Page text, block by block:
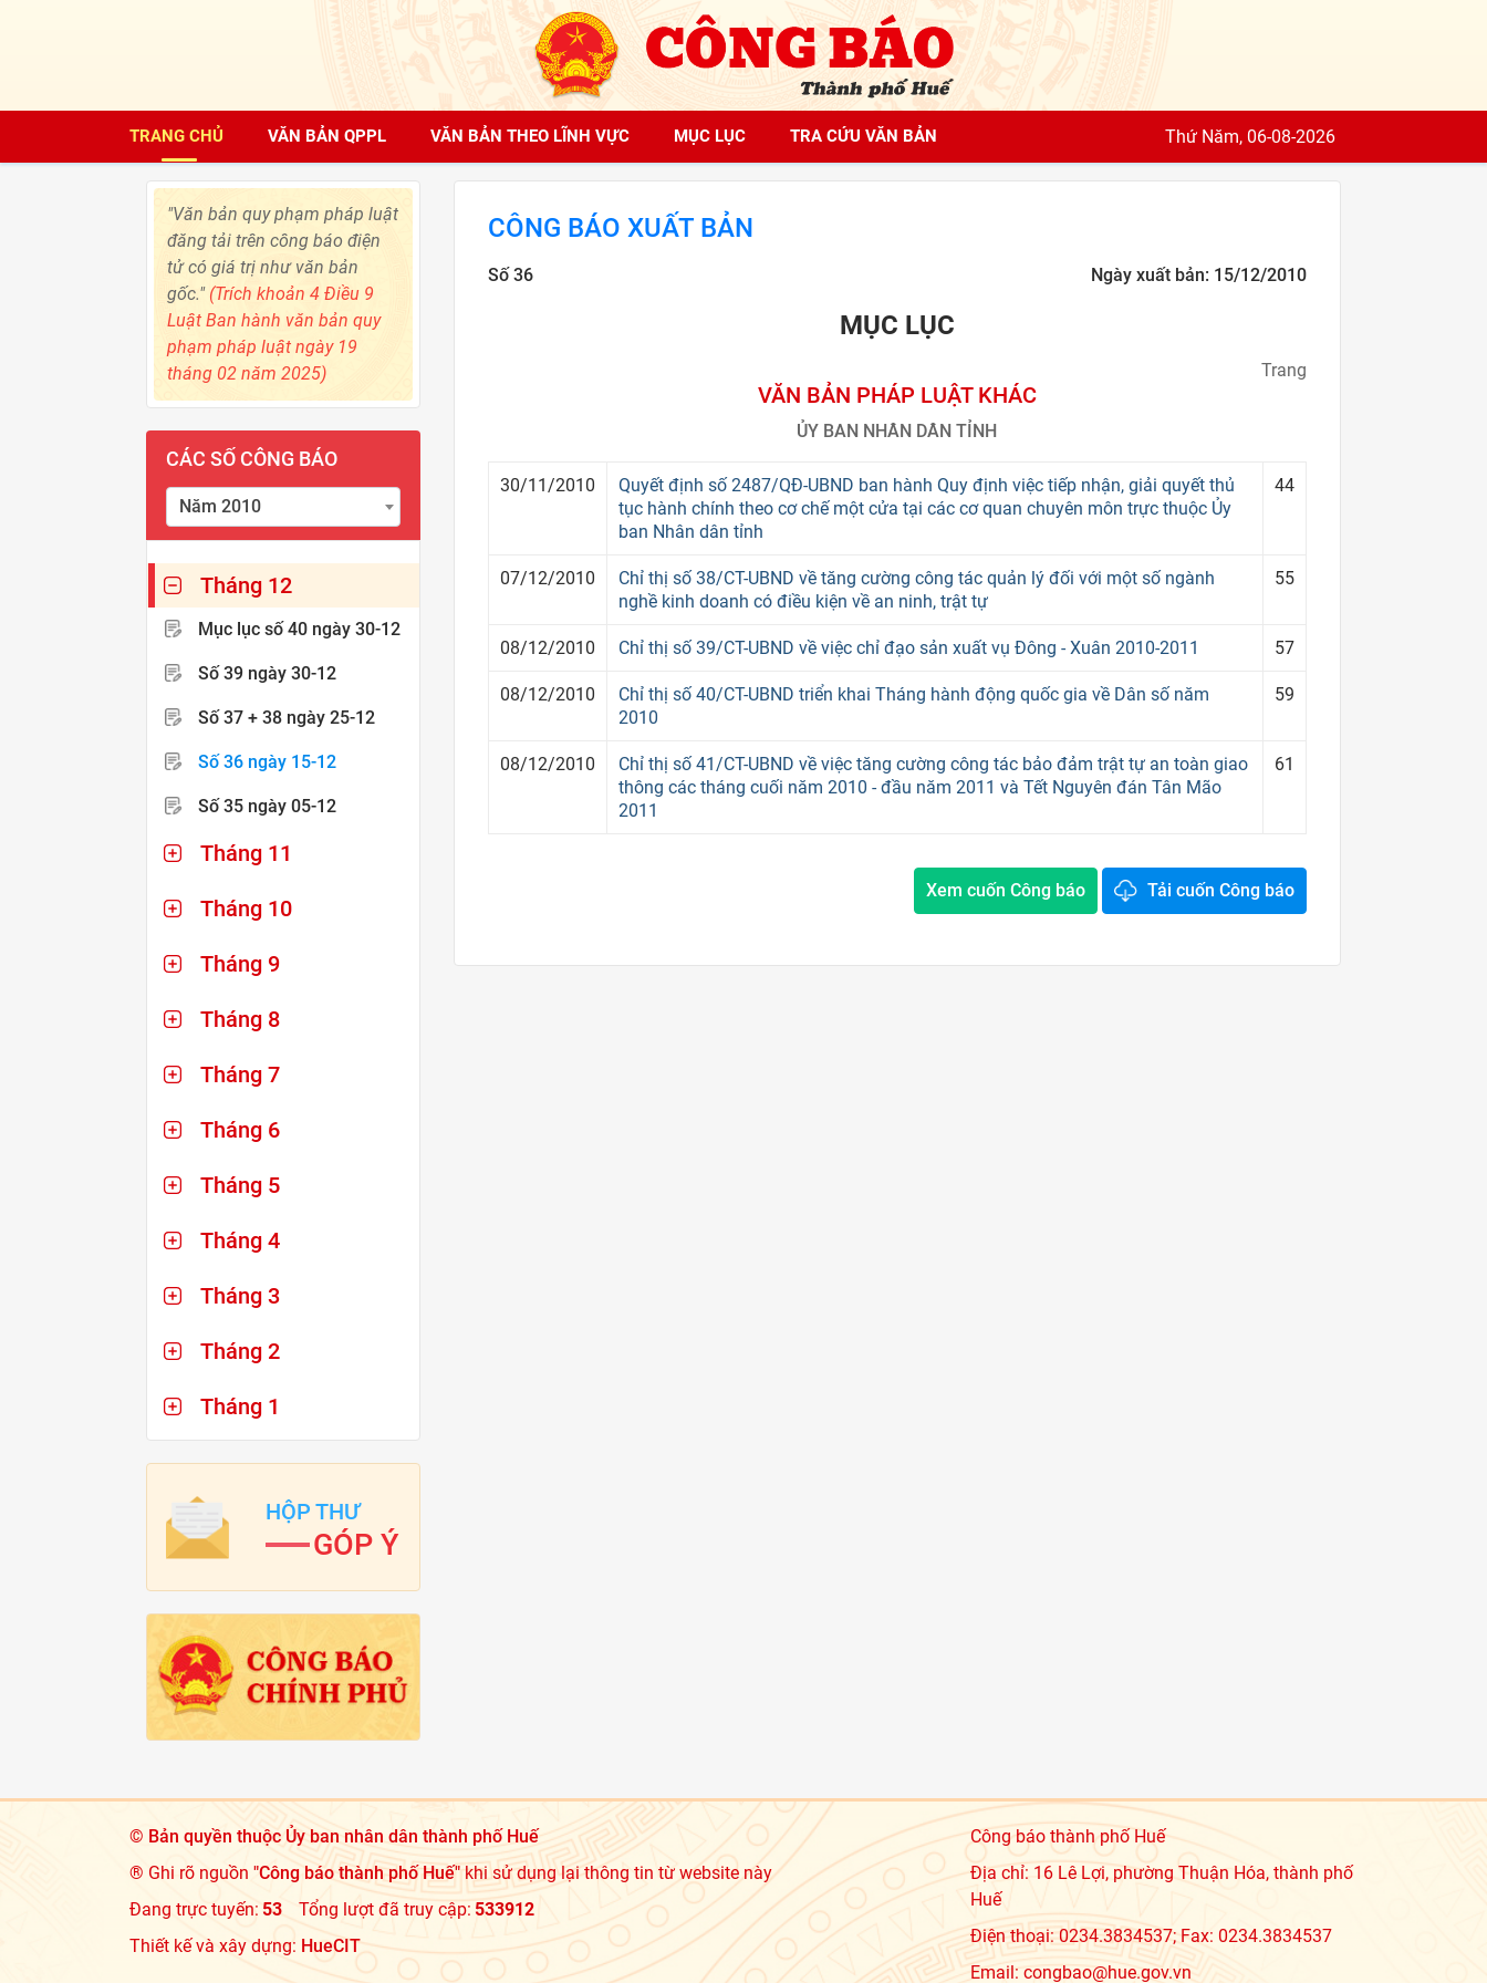
Thứ Năm, 06-08-2026
TRANG CHỦ VĂN BẢN QPPL VĂN BẢN THEO LĨNH VỰC MỤC LỤC TRA CỨU VĂN BẢN
"Văn bản quy phạm pháp luật
đăng tải trên công báo điện
tử có giá trị như văn bản
gốc." (Trích khoản 4 Điều 9
Luật Ban hành văn bản quy
phạm pháp luật ngày 19
tháng 02 năm 2025)
CÁC SỐ CÔNG BÁO
Năm 2010
Tháng 12
Mục lục số 40 ngày 30-12
Số 39 ngày 30-12
Số 37 + 38 ngày 25-12
Số 36 ngày 15-12
Số 35 ngày 05-12
Tháng 11
Tháng 10
Tháng 9
Tháng 8
Tháng 7
Tháng 6
Tháng 5
Tháng 4
Tháng 3
Tháng 2
Tháng 1
HỘP THƯ
GÓP Ý
CÔNG BÁO XUẤT BẢN
Số 36 Ngày xuất bản: 15/12/2010
MỤC LỤC
Trang
VĂN BẢN PHÁP LUẬT KHÁC
ỦY BAN NHÂN DÂN TỈNH
30/11/2010
Quyết định số 2487/QĐ-UBND ban hành Quy định việc tiếp nhận, giải quyết thủ
tục hành chính theo cơ chế một cửa tại các cơ quan chuyên môn trực thuộc Ủy
ban Nhân dân tỉnh
44
07/12/2010
Chỉ thị số 38/CT-UBND về tăng cường công tác quản lý đối với một số ngành
nghề kinh doanh có điều kiện về an ninh, trật tự
55
08/12/2010 Chỉ thị số 39/CT-UBND về việc chỉ đạo sản xuất vụ Đông - Xuân 2010-2011 57
08/12/2010
Chỉ thị số 40/CT-UBND triển khai Tháng hành động quốc gia về Dân số năm
2010
59
08/12/2010
Chỉ thị số 41/CT-UBND về việc tăng cường công tác bảo đảm trật tự an toàn giao
thông các tháng cuối năm 2010 - đầu năm 2011 và Tết Nguyên đán Tân Mão
2011
61
Xem cuốn Công báo Tải cuốn Công báo
© Bản quyền thuộc Ủy ban nhân dân thành phố Huế
® Ghi rõ nguồn "Công báo thành phố Huế"khi sử dụng lại thông tin từ website này
Đang trực tuyến: 53 Tổng lượt đã truy cập: 533912
Thiết kế và xây dựng: HueCIT
Công báo thành phố Huế
Địa chỉ: 16 Lê Lợi, phường Thuận Hóa, thành phố
Huế
Điện thoại: 0234.3834537; Fax: 0234.3834537
Email: congbao@hue.gov.vn